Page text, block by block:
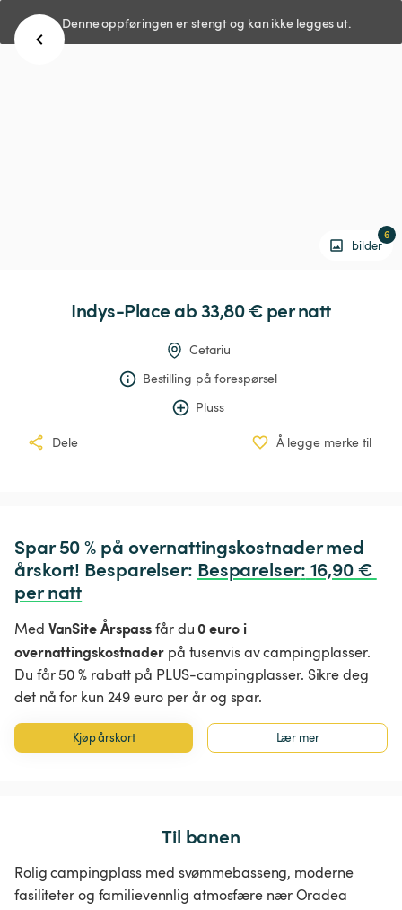
Denne oppføringen er stengt og kan ikke legges ut.
bilder
6
Indys-Place ab 33,80 € per natt
Cetariu
Bestilling på forespørsel
Pluss
Dele Å legge merke til
Spar 50 % på overnattingskostnader med
årskort! Besparelser: Besparelser: 16,90 €
per natt
Med VanSite Årspassfår du0 euro i
overnattingskostnaderpå tusenvis av campingplasser.
Du får 50 % rabatt på PLUS-campingplasser. Sikre deg
det nå for kun 249 euro per år og spar.
Kjøp årskort Lær mer
Til banen
Rolig campingplass med svømmebasseng, moderne
fasiliteter og familievennlig atmosfære nær Oradea